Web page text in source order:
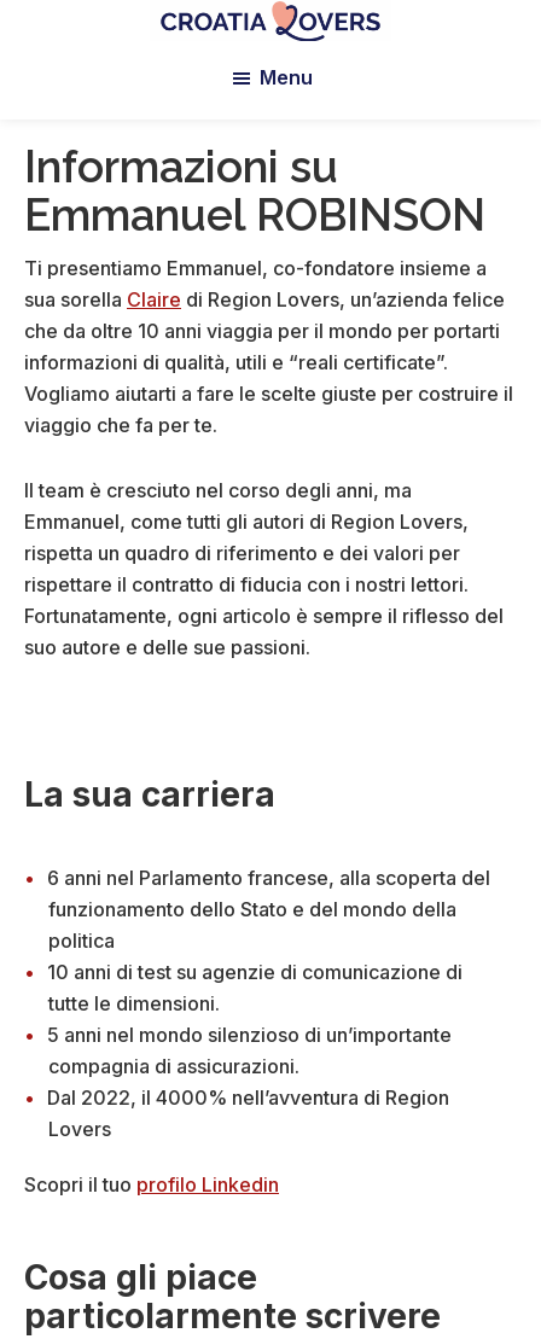
en
Croatie
Le
blog
de
Claire
et
Manu
Menu
Informazioni su
Emmanuel ROBINSON
Ti presentiamo Emmanuel, co-fondatore insieme a
sua sorella Claire di Region Lovers, un’azienda felice
che da oltre 10 anni viaggia per il mondo per portarti
informazioni di qualità, utili e “reali certificate”.
Vogliamo aiutarti a fare le scelte giuste per costruire il
viaggio che fa per te.
Il team è cresciuto nel corso degli anni, ma
Emmanuel, come tutti gli autori di Region Lovers,
rispetta un quadro di riferimento e dei valori per
rispettare il contratto di fiducia con i nostri lettori.
Fortunatamente, ogni articolo è sempre il riflesso del
suo autore e delle sue passioni.
La sua carriera
6 anni nel Parlamento francese, alla scoperta del
funzionamento dello Stato e del mondo della
politica
10 anni di test su agenzie di comunicazione di
tutte le dimensioni.
5 anni nel mondo silenzioso di un’importante
compagnia di assicurazioni.
Dal 2022, il 4000% nell’avventura di Region
Lovers
Scopri il tuo profilo Linkedin
Cosa gli piace
particolarmente scrivere